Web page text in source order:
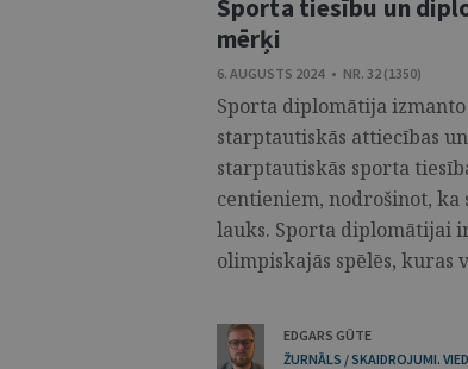
Sporta tiesību un
mērķi
6. AUGUSTS 2024 • NR. 32 (1350)
Sporta diplomātija
starptautiskās attiecības
starptautiskās sporta
centieniem, nodrošinot,
lauks. Sporta diplomātijai
olimpiskajās spēlēs, kuras
EDGARS GŪTE
ŽURNĀLS / SKAIDROJUMI.